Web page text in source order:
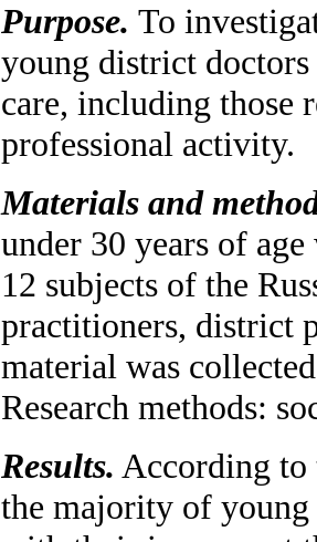
Purpose. To
young district
care, including those
professional activity.
Materials and
under 30 years of
12 subjects of the
practitioners, district
material was
Research methods:
Results. According to
the majority of